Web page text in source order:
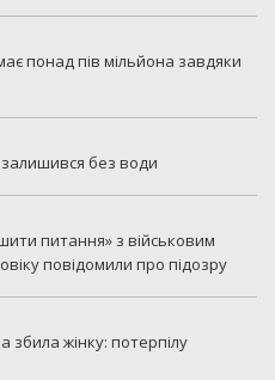
понад пів мільйона завдяки
без води
питання» з військовим
повідомили про підозру
збила жінку: потерпілу